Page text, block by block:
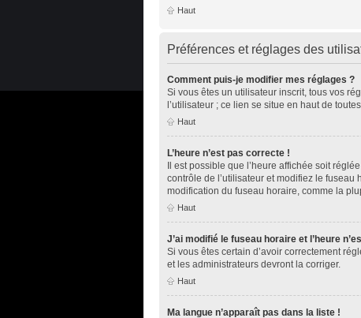
Haut
Préférences et réglages des
Comment puis-je modifier mes réglages ?
Si vous êtes un utilisateur inscrit, tous vos
l’utilisateur ; ce lien se situe en haut de
Haut
L’heure n’est pas correcte !
Il est possible que l’heure affichée soit
contrôle de l’utilisateur et modifiez le
modification du fuseau horaire, comme la
Haut
J’ai modifié le fuseau horaire et l’heure
Si vous êtes certain d’avoir correctement
et les administrateurs devront la corriger.
Haut
Ma langue n’apparaît pas dans la liste !